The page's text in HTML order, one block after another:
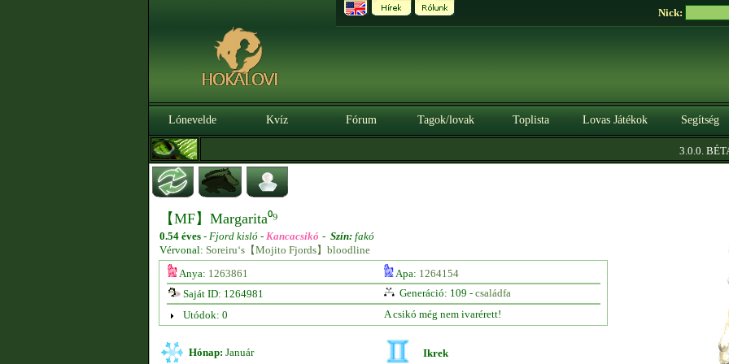
Nick:
Lónevelde Kvíz Fórum Tagok/lovak Toplista Lovas Játékok Segítség
3.0.0. BÉTA|
【MF】Margarita⁰⁹
0.54 éves - Fjord kisló - Kancacsikó - Szín: fakó
Vérvonal: Soreiru‘s【Mojito Fjords】bloodline
Anya: 1263861 Apa: 1264154
Saját ID: 1264981
Generáció: 109 - családfa
Utódok: 0
A csikó még nem ivarérett!
Hónap: Január Ikrek